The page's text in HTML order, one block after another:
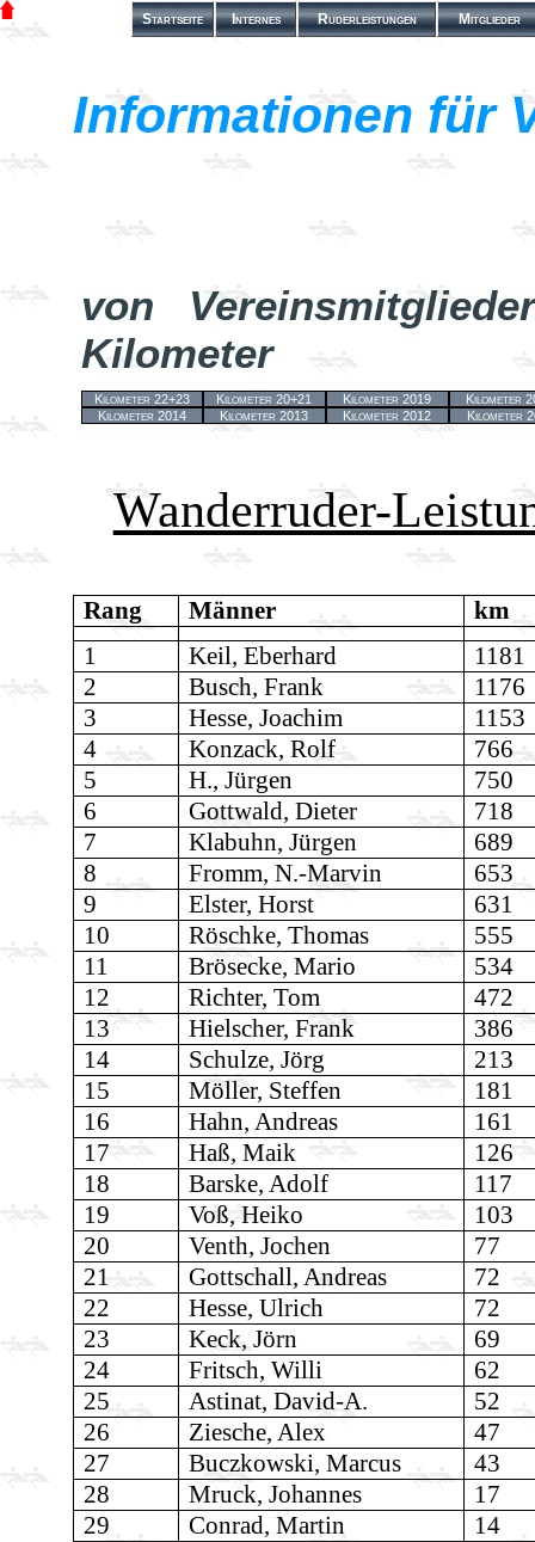
Startseite Internes Ruderleistungen Mitglieder
Informationen für
von
Kilometer
Kilometer 22+23 Kilometer 20+21 Kilometer 2019
Kilometer
Kilometer 2014
Kilometer 2013 Kilometer 2012 Kilometer
Wanderruder-
Rang Männer
km
1
Keil, Eberhard
1181
2
Busch, Frank
1176
3
Hesse, Joachim
1153
4
Konzack, Rolf
766
5
H., Jürgen
750
6
Gottwald, Dieter
718
7
Klabuhn, Jürgen
689
8
Fromm, N.-Marvin
653
9
Elster, Horst
631
10
Röschke, Thomas
555
11
Brösecke, Mario
534
12
Richter, Tom
472
13
Hielscher, Frank
386
14
Schulze, Jörg
213
15
Möller, Steffen
181
16
Hahn, Andreas
161
17
Haß, Maik
126
18
Barske, Adolf
117
19
Voß, Heiko
103
20
Venth, Jochen
77
21
Gottschall, Andreas
72
22
Hesse, Ulrich
72
23
Keck, Jörn
69
24
Fritsch, Willi
62
25
Astinat, David-A.
52
26
Ziesche, Alex
47
27
Buczkowski, Marcus
43
28
Mruck, Johannes
17
29
Conrad, Martin 14